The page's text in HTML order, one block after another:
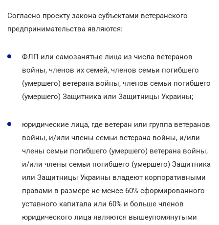
Согласно проекту закона субъектами ветеранского
предпринимательства являются:
ФЛП или самозанятые лица из числа ветеранов
войны, членов их семей, членов семьи погибшего
(умершего) ветерана войны, членов семьи погибшего
(умершего) Защитника или Защитницы Украины;
юридические лица, где ветеран или группа ветеранов
войны, и/или члены семьи ветерана войны, и/или
члены семьи погибшего (умершего) ветерана войны,
и/или члены семьи погибшего (умершего) Защитника
или Защитницы Украины владеют корпоративными
правами в размере не менее 60% сформированного
уставного капитала или 60% и больше членов
юридического лица являются вышеупомянутыми